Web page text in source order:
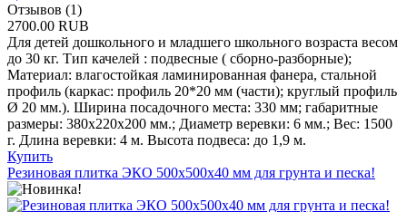
Отзывов (1)
2700.00 RUB
Для детей дошкольного и младшего школьного возраста весом
до 30 кг. Тип качелей : подвесные ( сборно-разборные);
Материал: влагостойкая ламинированная фанера, стальной
профиль (каркас: профиль 20*20 мм (части); круглый профиль
Ø 20 мм.). Ширина посадочного места: 330 мм; габаритные
размеры: 380х220х200 мм.; Диаметр веревки: 6 мм.; Вес: 1500
г. Длина веревки: 4 м. Высота подвеса: до 1,9 м.
Купить
Резиновая плитка ЭКО 500х500х40 мм для грунта и песка!